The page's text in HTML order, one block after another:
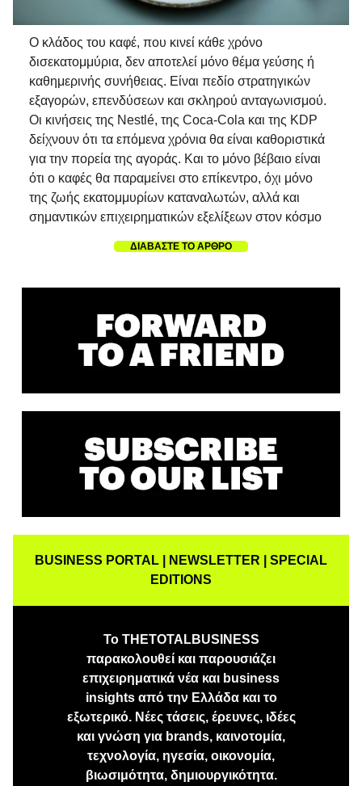
Ο κλάδος του καφέ, που κινεί κάθε χρόνο
δισεκατομμύρια, δεν αποτελεί μόνο θέμα γεύσης ή
καθημερινής συνήθειας. Είναι πεδίο στρατηγικών
εξαγορών, επενδύσεων και σκληρού ανταγωνισμού.
Οι κινήσεις της Nestlé, της Coca-Cola και της KDP
δείχνουν ότι τα επόμενα χρόνια θα είναι καθοριστικά
για την πορεία της αγοράς. Και το μόνο βέβαιο είναι
ότι ο καφές θα παραμείνει στο επίκεντρο, όχι μόνο
της ζωής εκατομμυρίων καταναλωτών, αλλά και
σημαντικών επιχειρηματικών εξελίξεων στον κόσμο
ΔΙΑΒΑΣΤΕ ΤΟ ΑΡΘΡΟ
BUSINESS PORTAL | NEWSLETTER | SPECIAL
EDITIONS
Το THETOTALBUSINESS
παρακολουθεί και παρουσιάζει
επιχειρηματικά νέα και business
insights από την Ελλάδα και το
εξωτερικό. Νέες τάσεις, έρευνες, ιδέες
και γνώση για brands, καινοτομία,
τεχνολογία, ηγεσία, οικονομία,
βιωσιμότητα, δημιουργικότητα.